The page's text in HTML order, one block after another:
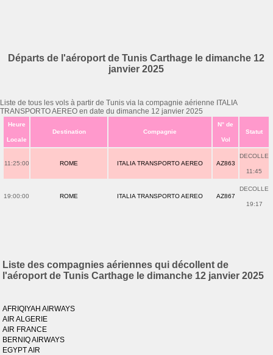
Départs de l'aéroport de Tunis Carthage le dimanche 12
janvier 2025
Liste de tous les vols à partir de Tunis via la compagnie aérienne ITALIA
TRANSPORTO AEREO en date du dimanche 12 janvier 2025
Heure
Locale
Destination Compagnie
N° de
Vol
Statut
11:25:00 ROME ITALIA TRANSPORTO AEREO AZ863
DECOLLE
11:45
19:00:00 ROME ITALIA TRANSPORTO AEREO AZ867
DECOLLE
19:17
Liste des compagnies aériennes qui décollent de
l'aéroport de Tunis Carthage le dimanche 12 janvier 2025
AFRIQIYAH AIRWAYS
AIR ALGERIE
AIR FRANCE
BERNIQ AIRWAYS
EGYPT AIR